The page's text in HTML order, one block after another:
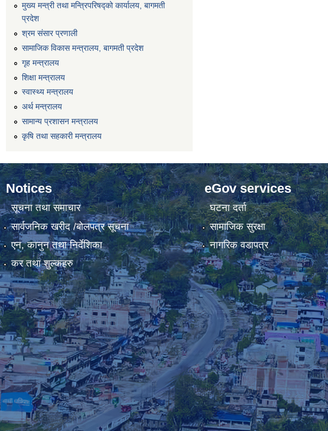
मुख्य मन्त्री तथा मन्त्रिपरिषद्को कार्यालय, बागमती
प्रदेश
श्रम संसार प्रणाली
सामाजिक विकास मन्त्रालय, बागमती प्रदेश
गृह मन्त्रालय
शिक्षा मन्त्रालय
स्वास्थ्य मन्त्रालय
अर्थ मन्त्रालय
सामान्य प्रशासन मन्त्रालय
कृषि तथा सहकारी मन्त्रालय
Notices
सूचना तथा समाचार
सार्वजनिक खरीद /बोलपत्र सूचना
एन, कानुन तथा निर्देशिका
कर तथा शुल्कहरु
eGov services
घटना दर्ता
सामाजिक सुरक्षा
नागरिक वडापत्र